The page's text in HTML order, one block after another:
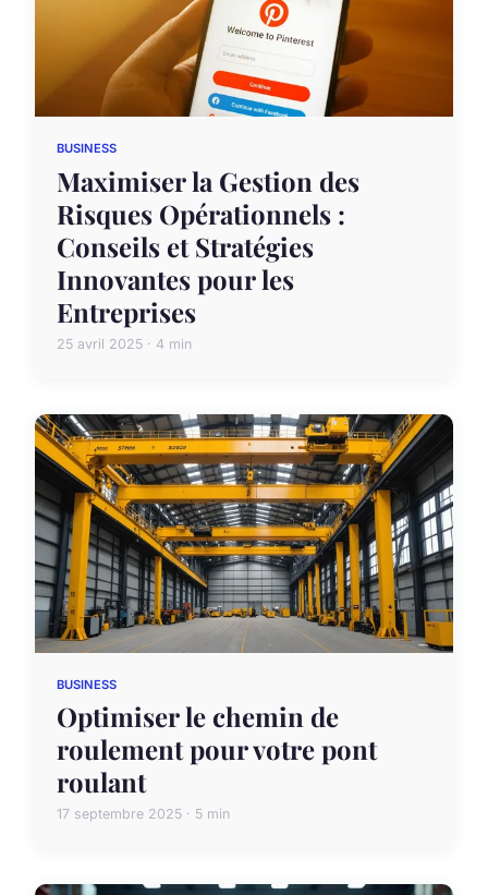
BUSINESS
Maximiser la Gestion des
Risques Opérationnels :
Conseils et Stratégies
Innovantes pour les
Entreprises
25 avril 2025 · 4 min
BUSINESS
Optimiser le chemin de
roulement pour votre pont
roulant
17 septembre 2025 · 5 min